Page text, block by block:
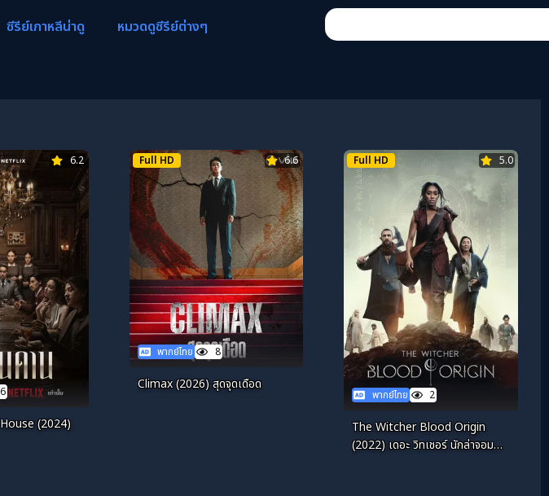
ซีรีย์เกาหลีน่าดู
หมวดดูซีรีย์ต่างๆ
6.2
6
(2024)
Full HD 6.6
พากย์ไทย 8
Climax (2026) สุดจุดเดือด
Full HD 5.0
พากย์ไทย 2
The Witcher Blood Origin
(2022) เดอะ วิทเชอร์ นักล่าจอม